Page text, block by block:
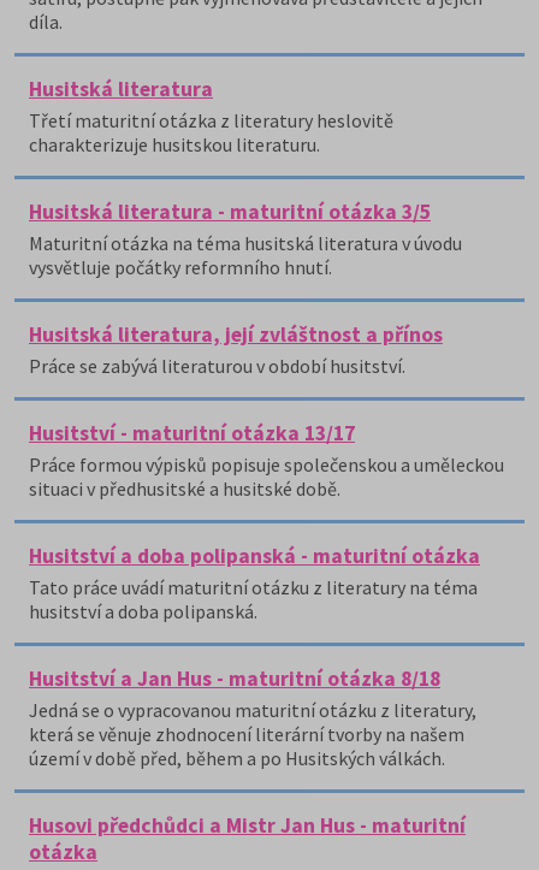
díla.
Husitská literatura
Třetí maturitní otázka z literatury heslovitě
charakterizuje husitskou literaturu.
Husitská literatura - maturitní otázka 3/5
Maturitní otázka na téma husitská literatura v úvodu
vysvětluje počátky reformního hnutí.
Husitská literatura, její zvláštnost a přínos
Práce se zabývá literaturou v období husitství.
Husitství - maturitní otázka 13/17
Práce formou výpisků popisuje společenskou a uměleckou
situaci v předhusitské a husitské době.
Husitství a doba polipanská - maturitní otázka
Tato práce uvádí maturitní otázku z literatury na téma
husitství a doba polipanská.
Husitství a Jan Hus - maturitní otázka 8/18
Jedná se o vypracovanou maturitní otázku z literatury,
která se věnuje zhodnocení literární tvorby na našem
území v době před, během a po Husitských válkách.
Husovi předchůdci a Mistr Jan Hus - maturitní
otázka